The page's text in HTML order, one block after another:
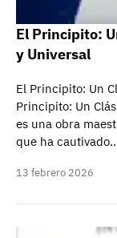
El Principito:
y Universal
El Principito: Un
Principito: Un
es una obra
que ha
13 febrero 2026